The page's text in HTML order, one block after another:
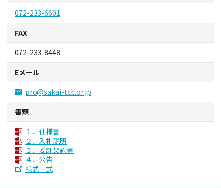
体験プラン・ツアー
特集
開花情報
スポーツ施設
NEWS
お問い合わせ
堺ナビ
072-233-6601
FAX
072-233-8448
Eメール
pro@sakai-tcb.or.jp
書類
１．仕様書
２．入札説明
３．委託契約書
４．公告
様式一式